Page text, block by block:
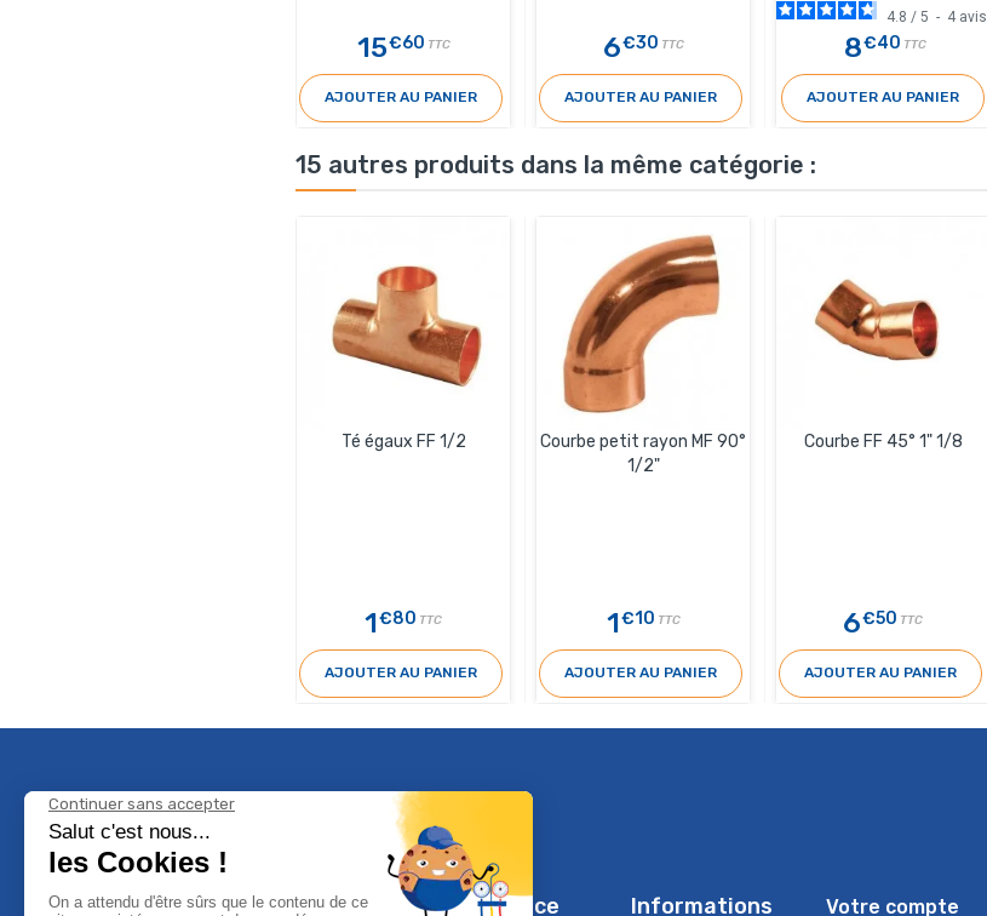
15€60 TTC
AJOUTER AU PANIER
6€30 TTC
AJOUTER AU PANIER
4.8 / 5 - 4 avis
8€40 TTC
AJOUTER AU PANIER
15 autres produits dans la même catégorie :
Té égaux FF 1/2
1€80 TTC
AJOUTER AU PANIER
Courbe petit rayon MF 90°
1/2"
1€10 TTC
AJOUTER AU PANIER
Courbe FF 45° 1" 1/8
6€50 TTC
AJOUTER AU PANIER
Climservice Informations Votre compte